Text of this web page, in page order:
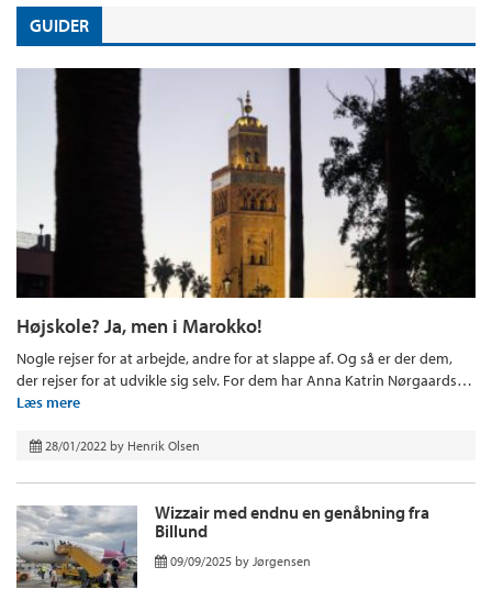
GUIDER
Højskole? Ja, men i Marokko!
Nogle rejser for at arbejde, andre for at slappe af. Og så er der dem,
der rejser for at udvikle sig selv. For dem har Anna Katrin Nørgaards…
Læs mere
28/01/2022 by Henrik Olsen
Wizzair med endnu en genåbning fra
Billund
09/09/2025 by Jørgensen